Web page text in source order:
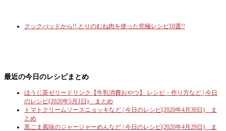
クックパッドから!! とりのむね肉を使った究極レシピ10選!!
最近の今日のレシピまとめ
ほうじ茶ゼリードリンク【牛乳消費おやつ】 レシピ・作り方など | 今日
のレシピ(2020年5月1日) まとめ
トマトクリームソースニョッキなど | 今日のレシピ(2020年4月30日) ま
とめ
黒ごま風味のジャージャーめんなど | 今日のレシピ(2020年4月29日) ま